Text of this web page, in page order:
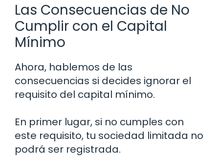
Las Consecuencias de No
Cumplir con el Capital
Mínimo
Ahora, hablemos de las
consecuencias si decides ignorar el
requisito del capital mínimo.
En primer lugar, si no cumples con
este requisito, tu sociedad limitada no
podrá ser registrada.